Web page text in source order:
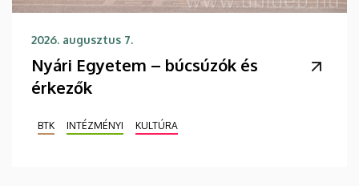
2026. augusztus 7.
Nyári Egyetem – búcsúzók és
érkezők
BTK INTÉZMÉNYI KULTÚRA